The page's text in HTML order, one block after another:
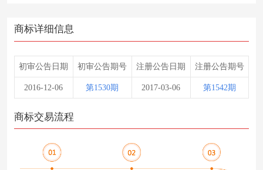
商标详细信息
初审公告日期 初审公告期号 注册公告日期 注册公告期号
2016-12-06 第1530期 2017-03-06 第1542期
商标交易流程